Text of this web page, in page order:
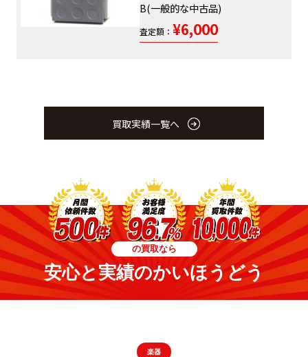
B(一般的な中古品)
査定額： ¥6,000
買取実績一覧へ
の買取なら
安心と実績のかいほうどう
楽器